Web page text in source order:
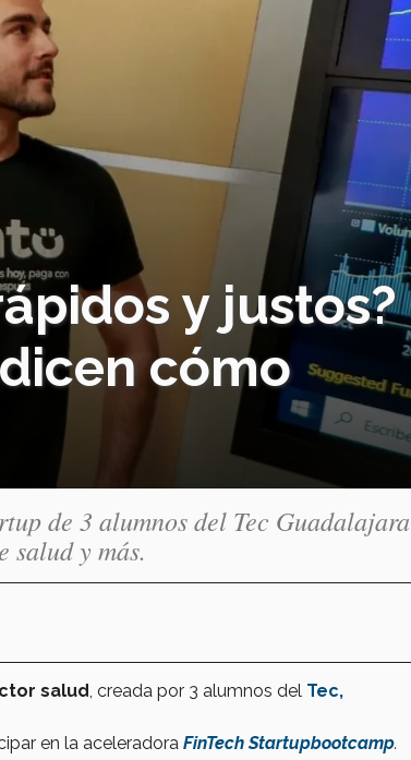
y justos?
cómo
de 3 alumnos del Tec Guadalajara
salud y más.
salud , creada por 3 alumnos del Tec,
en la aceleradora FinTech Startupbootcamp.